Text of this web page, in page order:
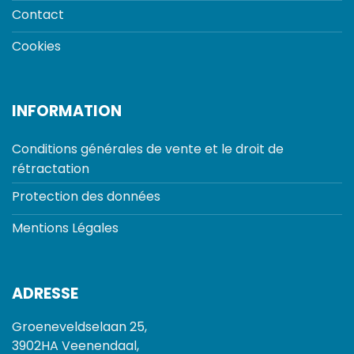
Contact
Cookies
INFORMATION
Conditions générales de vente et le droit de
rétractation
Protection des données
Mentions Légales
ADRESSE
Groeneveldselaan 25,
3902HA Veenendaal,